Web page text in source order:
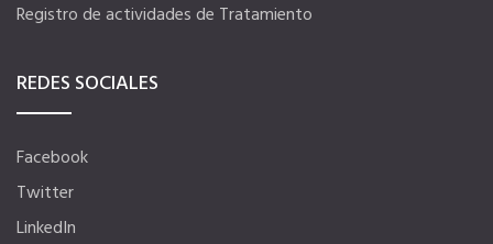
Registro de actividades de Tratamiento
REDES SOCIALES
Facebook
Twitter
LinkedIn